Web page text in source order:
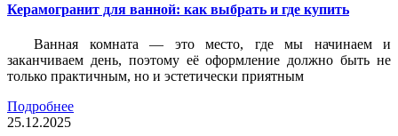
Керамогранит для ванной: как выбрать и где купить
Ванная комната — это место, где мы начинаем и
заканчиваем день, поэтому её оформление должно быть не
только практичным, но и эстетически приятным
Подробнее
25.12.2025